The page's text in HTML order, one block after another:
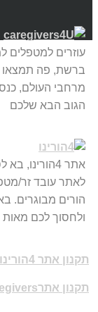
עוזרים למטפלים
ברשת, פה תמצאו
מרחבי העולם,
הגוב הבא שלכם
אתר 4הורינו,
לאתר עובד זר/
הורים מבוגרים.
ולחסוך לכם
תקנון אתר 4הורינו
תקנון אתר4Caregivers